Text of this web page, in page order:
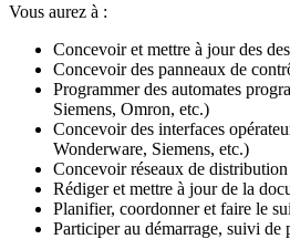
Vous aurez à :
Concevoir et mettre à jour des
Concevoir des panneaux de
Programmer des automates
Siemens, Omron, etc.)
Concevoir des interfaces
Wonderware, Siemens, etc.)
Concevoir réseaux de distribution
Rédiger et mettre à jour de la
Planifier, coordonner et faire le
Participer au démarrage, suivi